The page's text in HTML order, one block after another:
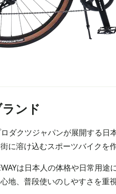
ンド
ダクツジャパンが展開する
に溶け込むスポーツバイクを
は日本人の体格や日常用
地、普段使いのしやすさを重